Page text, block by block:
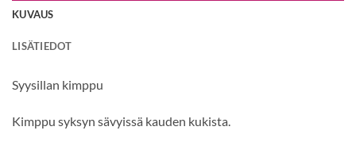
KUVAUS
LISÄTIEDOT
Syysillan kimppu
Kimppu syksyn sävyissä kauden kukista.